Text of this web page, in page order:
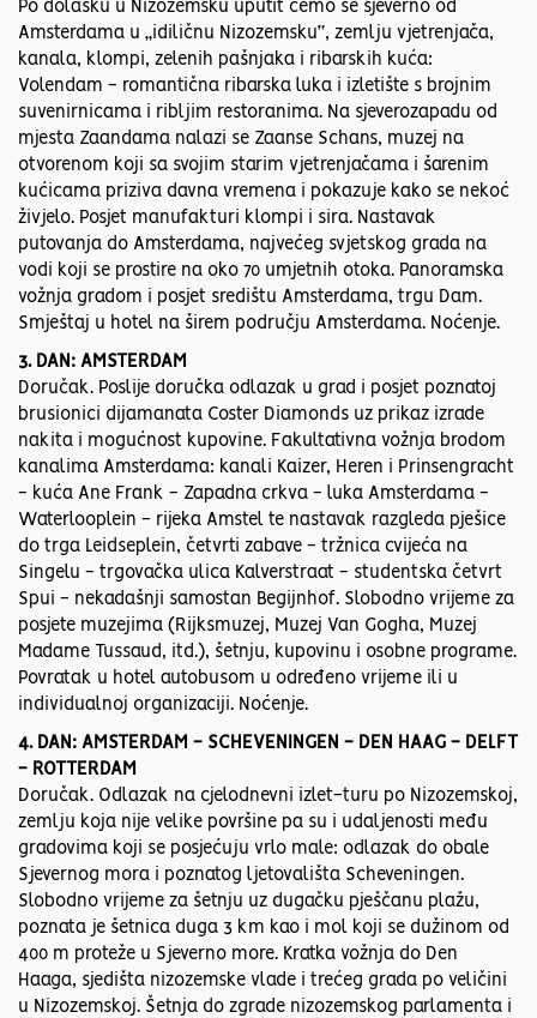
Po dolasku u Nizozemsku uputit ćemo se sjeverno od
Amsterdama u „idiličnu Nizozemsku“, zemlju vjetrenjača,
kanala, klompi, zelenih pašnjaka i ribarskih kuća:
Volendam - romantična ribarska luka i izletište s brojnim
suvenirnicama i ribljim restoranima. Na sjeverozapadu od
mjesta Zaandama nalazi se Zaanse Schans, muzej na
otvorenom koji sa svojim starim vjetrenjačama i šarenim
kućicama priziva davna vremena i pokazuje kako se nekoć
živjelo. Posjet manufakturi klompi i sira. Nastavak
putovanja do Amsterdama, najvećeg svjetskog grada na
vodi koji se prostire na oko 70 umjetnih otoka. Panoramska
vožnja gradom i posjet središtu Amsterdama, trgu Dam.
Smještaj u hotel na širem području Amsterdama. Noćenje.
3. DAN: AMSTERDAM
Doručak. Poslije doručka odlazak u grad i posjet poznatoj
brusionici dijamanata Coster Diamonds uz prikaz izrade
nakita i mogućnost kupovine. Fakultativna vožnja brodom
kanalima Amsterdama: kanali Kaizer, Heren i Prinsengracht
- kuća Ane Frank - Zapadna crkva - luka Amsterdama -
Waterlooplein - rijeka Amstel te nastavak razgleda pješice
do trga Leidseplein, četvrti zabave - tržnica cvijeća na
Singelu - trgovačka ulica Kalverstraat - studentska četvrt
Spui - nekadašnji samostan Begijnhof. Slobodno vrijeme za
posjete muzejima (Rijksmuzej, Muzej Van Gogha, Muzej
Madame Tussaud, itd.), šetnju, kupovinu i osobne programe.
Povratak u hotel autobusom u određeno vrijeme ili u
individualnoj organizaciji. Noćenje.
4. DAN: AMSTERDAM - SCHEVENINGEN - DEN HAAG - DELFT
- ROTTERDAM
Doručak. Odlazak na cjelodnevni izlet-turu po Nizozemskoj,
zemlju koja nije velike površine pa su i udaljenosti među
gradovima koji se posjećuju vrlo male: odlazak do obale
Sjevernog mora i poznatog ljetovališta Scheveningen.
Slobodno vrijeme za šetnju uz dugačku pješčanu plažu,
poznata je šetnica duga 3 km kao i mol koji se dužinom od
400 m proteže u Sjeverno more. Kratka vožnja do Den
Haaga, sjedišta nizozemske vlade i trećeg grada po veličini
u Nizozemskoj. Šetnja do zgrade nizozemskog parlamenta i